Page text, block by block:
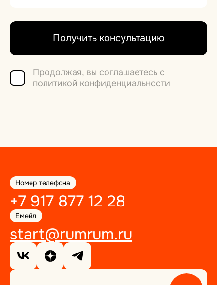
Получить консультацию
Продолжая, вы соглашаетесь с
политикой конфиденциальности
Номер телефона
+7 917 877 12 28
Емейл
start@rumrum.ru